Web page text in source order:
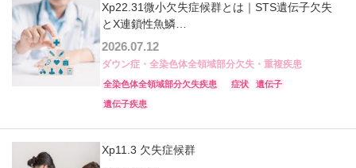
Xp22.31微小欠失症候群とは｜STS遺伝子欠失
とX連鎖性魚鱗…
2026.07.12
ダウン症・全染色体全領域部分欠失・重複疾患
全染色体全領域部分欠失疾患 症状 遺伝子
遺伝子疾患
Xp11.3 欠失症候群